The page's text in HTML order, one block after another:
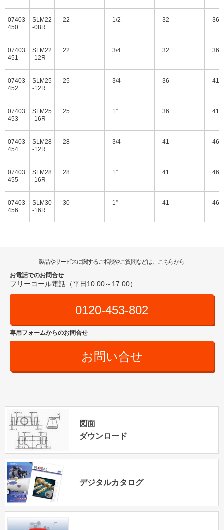
07403
450
SLM22
-08R
07403
451
SLM22
-12R
07403
452
SLM25
-12R
07403
453
SLM25
-16R
07403
454
SLM28
-12R
07403
455
SLM28
-16R
07403
456
SLM30
-16R
22 1/2 32 36
22 3/4 32 36
25 3/4 36 41
25 1” 36 41
28 3/4 41 46
28 1” 41 46
30 1” 41 46
製品やサービスに関するご相談やご質問などは、こちらから
お電話でのお問合せ
フリーコール電話（平日10:00～17:00）
0120-453-802
専用フォームからのお問合せ
お問い合せ
図面
ダウンロード
デジタルカタログ